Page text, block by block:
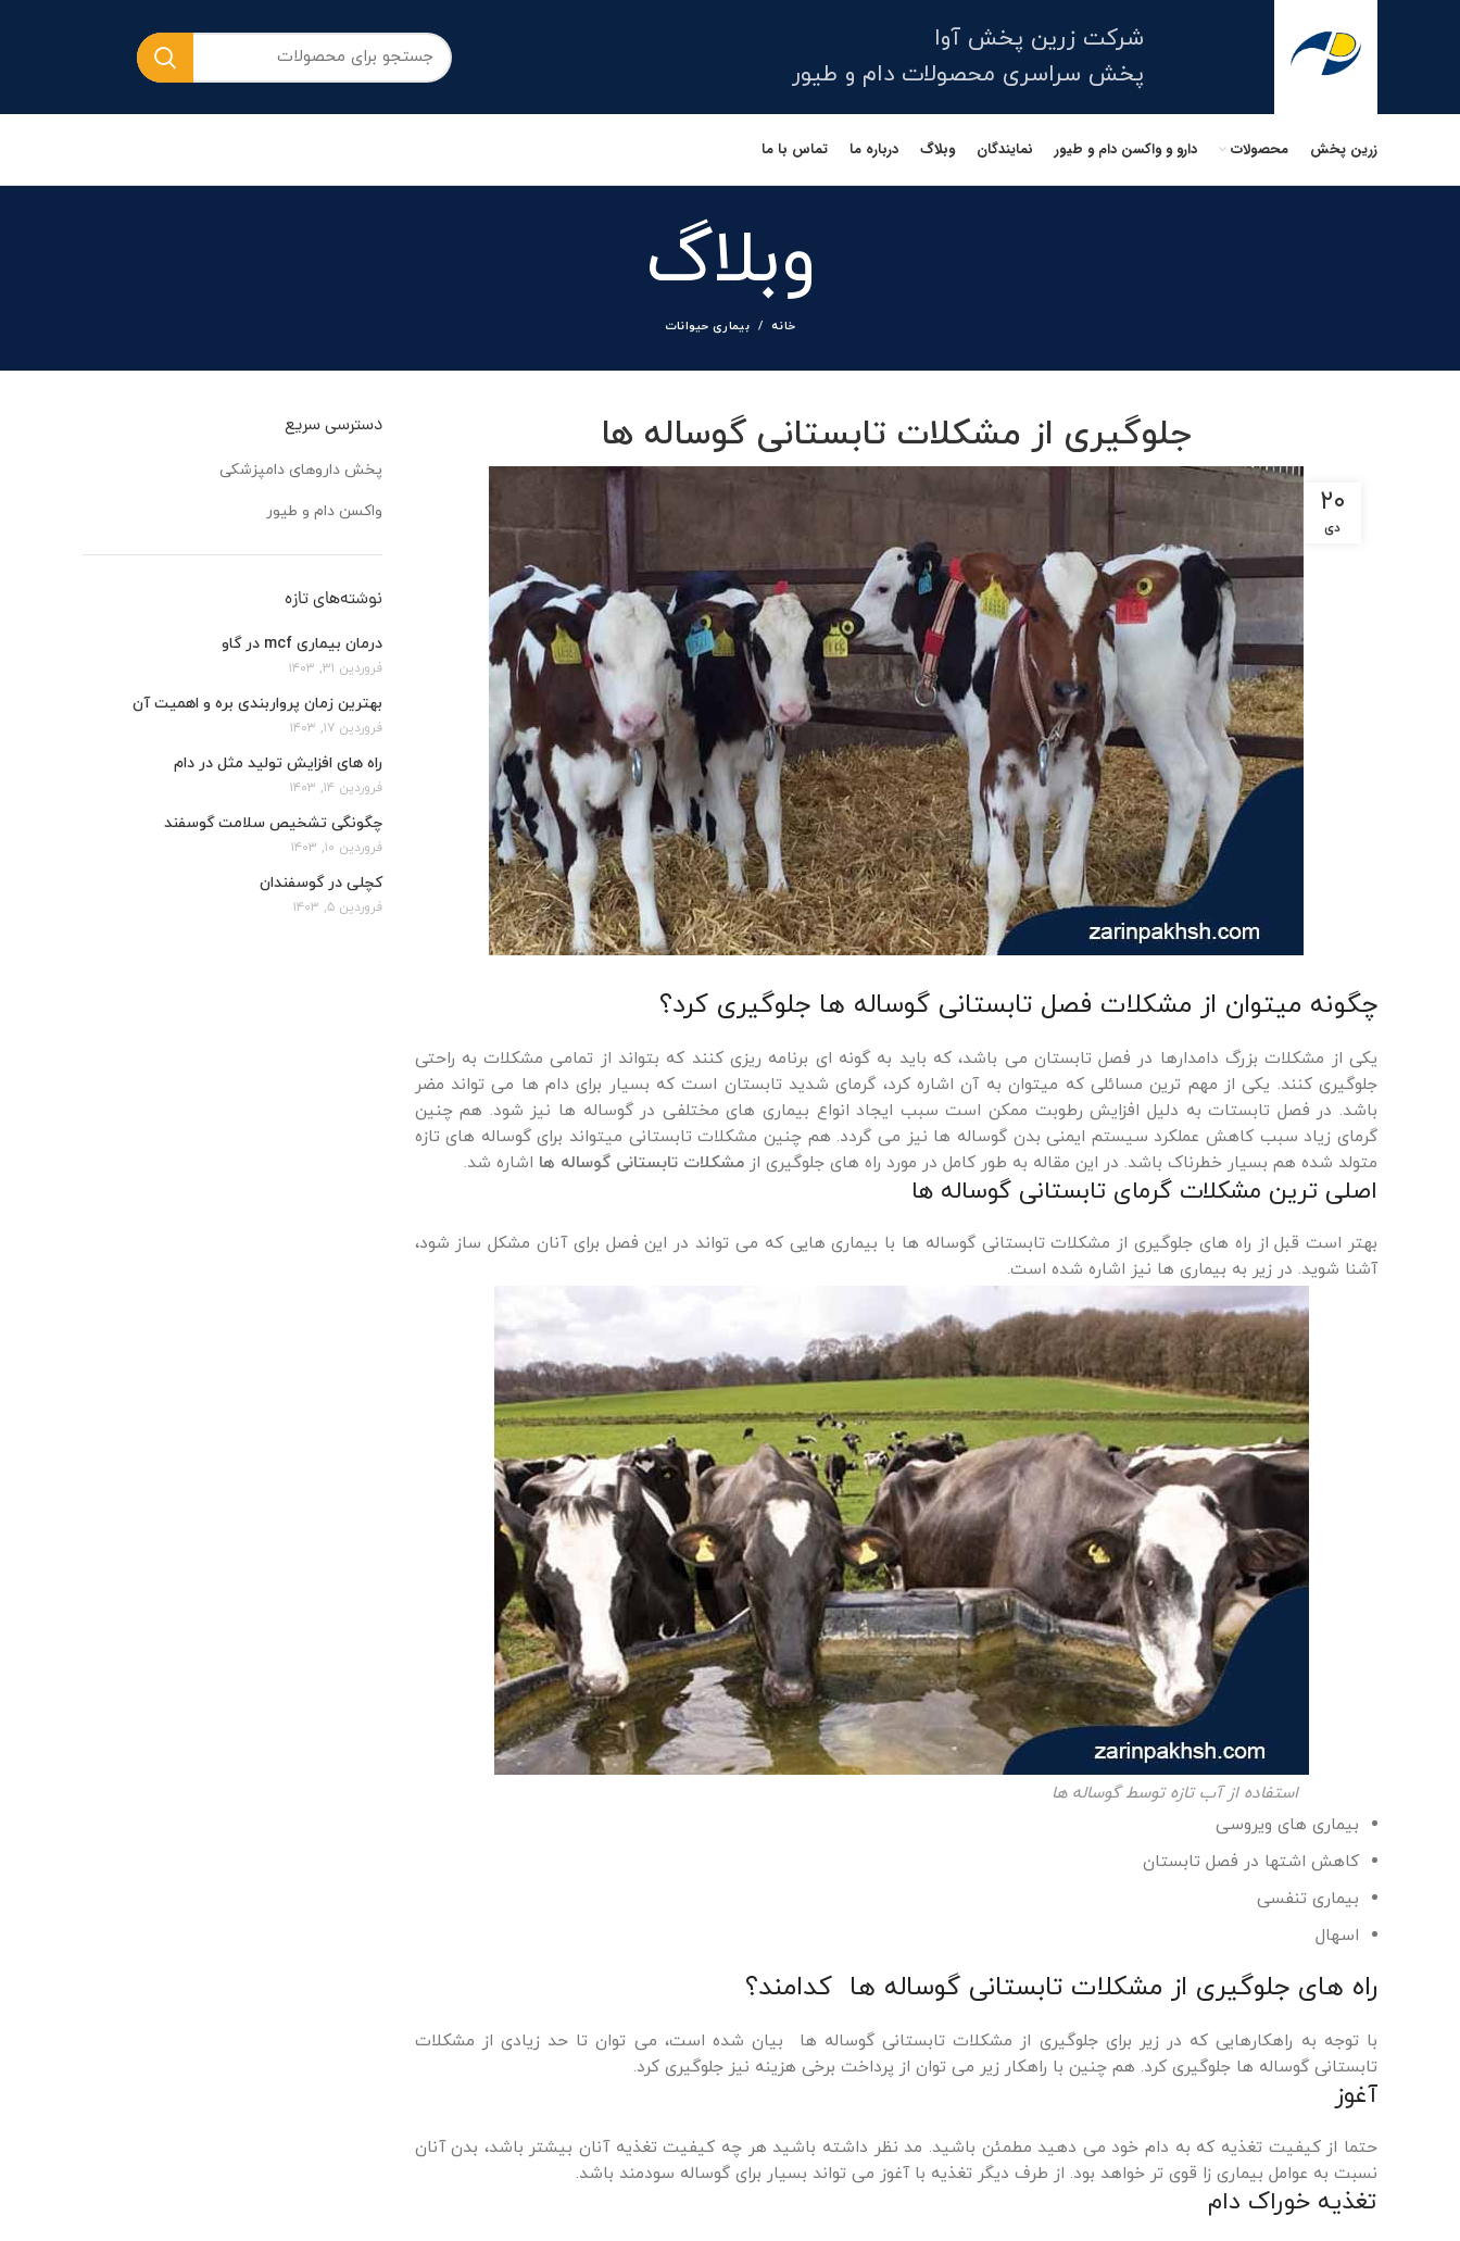
شرکت زرین پخش آوا
پخش سراسری محصولات دام و طیور
زرین پخش محصولات دارو و واکسن دام و طیور نمایندگان وبلاگ درباره ما تماس با ما
وبلاگ
خانه بیماری حیوانات
جلوگیری از مشکلات تابستانی گوساله ها
۲۰
دی
چگونه میتوان از مشکلات فصل تابستانی گوساله ها جلوگیری کرد؟
یکی از مشکلات بزرگ دامدارها در فصل تابستان می باشد، که باید به گونه ای برنامه ریزی کنند که بتواند از تمامی مشکلات به راحتی
جلوگیری کنند. یکی از مهم ترین مسائلی که میتوان به آن اشاره کرد، گرمای شدید تابستان است که بسیار برای دام ها می تواند مضر
باشد. در فصل تابستات به دلیل افزایش رطوبت ممکن است سبب ایجاد انواع بیماری های مختلفی در گوساله ها نیز شود. هم چنین
گرمای زیاد سبب کاهش عملکرد سیستم ایمنی بدن گوساله ها نیز می گردد. هم چنین مشکلات تابستانی میتواند برای گوساله های تازه
متولد شده هم بسیار خطرناک باشد. در این مقاله به طور کامل در مورد راه های جلوگیری از مشکلات تابستانی گوساله ها اشاره شد.
اصلی ترین مشکلات گرمای تابستانی گوساله ها
بهتر است قبل از راه های جلوگیری از مشکلات تابستانی گوساله ها با بیماری هایی که می تواند در این فصل برای آنان مشکل ساز شود،
آشنا شوید. در زیر به بیماری ها نیز اشاره شده است.
استفاده از آب تازه توسط گوساله ها
بیماری های ویروسی
کاهش اشتها در فصل تابستان
بیماری تنفسی
اسهال
راه های جلوگیری از مشکلات تابستانی گوساله ها کدامند؟
با توجه به راهکارهایی که در زیر برای جلوگیری از مشکلات تابستانی گوساله ها بیان شده است، می توان تا حد زیادی از مشکلات
تابستانی گوساله ها جلوگیری کرد. هم چنین با راهکار زیر می توان از پرداخت برخی هزینه نیز جلوگیری کرد.
آغوز
حتما از کیفیت تغذیه که به دام خود می دهید مطمئن باشید. مد نظر داشته باشید هر چه کیفیت تغذیه آنان بیشتر باشد، بدن آنان
نسبت به عوامل بیماری زا قوی تر خواهد بود. از طرف دیگر تغذیه با آغوز می تواند بسیار برای گوساله سودمند باشد.
تغذیه خوراک دام
دسترسی سریع
پخش داروهای دامپزشکی
واکسن دام و طیور
نوشته‌های تازه
درمان بیماری mcf در گاو
فروردین ۳۱, ۱۴۰۳
بهترین زمان پرواربندی بره و اهمیت آن
فروردین ۱۷, ۱۴۰۳
راه های افزایش تولید مثل در دام
فروردین ۱۴, ۱۴۰۳
چگونگی تشخیص سلامت گوسفند
فروردین ۱۰, ۱۴۰۳
کچلی در گوسفندان
فروردین ۵, ۱۴۰۳